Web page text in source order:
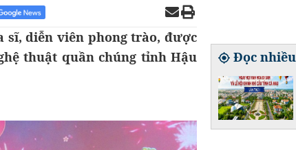
sĩ, diễn viên phong trào, được
thuật quần chúng tỉnh Hậu
Đọc nhiều